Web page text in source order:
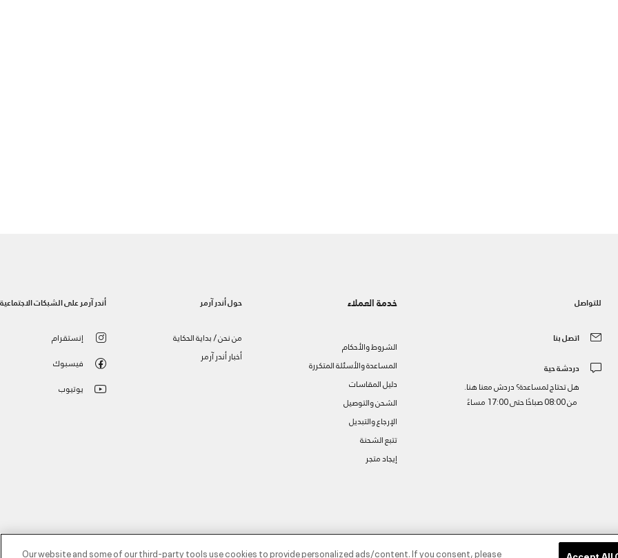
للتواصل
اتصل بنا
دردشة حية
هل تحتاج لمساعدة؟ دردش معنا هنا.
من 08:00 صباحًا حتى 17:00 مساءً
خدمة العملاء
الشروط والأحكام
المساعدة والأسئلة المتكررة
دليل المقاسات
الشحن والتوصيل
الإرجاع والتبديل
تتبع الشحنة
إيجاد متجر
حول أندر آرمر
من نحن / بداية الحكاية
أخبار أندر آرمر
أندر آرمر على الشبكات الاجتماعية
إنستقرام
فيسبوك
يوتيوب
Our website and some of our third-party tools use cookies to provide personalized ads/content. If you consent, please